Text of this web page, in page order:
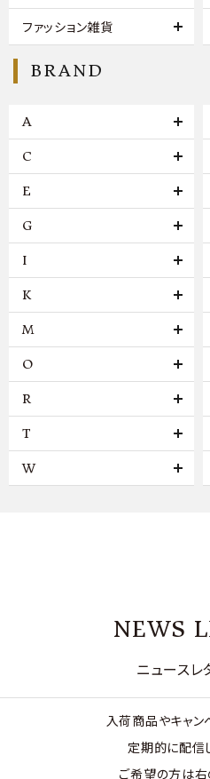
ファッション雑貨
BRAND
A
C
E
G
I
K
M
O
R
T
W
NEWS
ニュースレ
入荷商品やキャン
定期的に配信
ご希望の方は右